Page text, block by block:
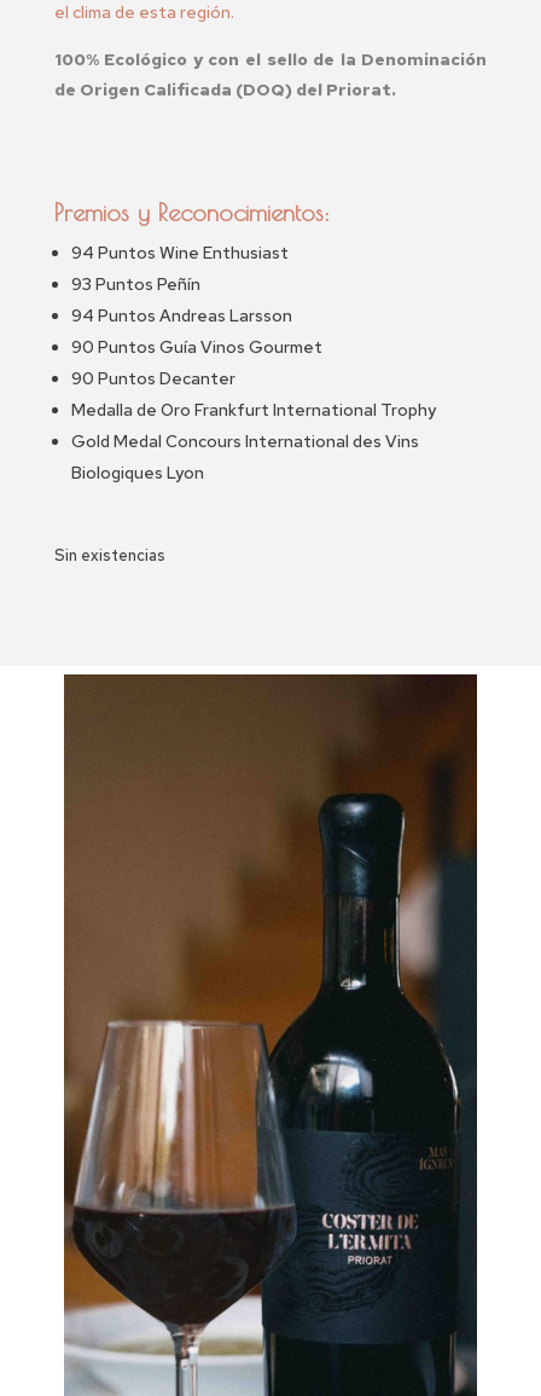
el clima de esta región.
100% Ecológico y con el sello de la Denominación
de Origen Calificada (DOQ) del Priorat.
Premios y Reconocimientos:
94 Puntos Wine Enthusiast
93 Puntos Peñín
94 Puntos Andreas Larsson
90 Puntos Guía Vinos Gourmet
90 Puntos Decanter
Medalla de Oro Frankfurt International Trophy
Gold Medal Concours International des Vins
Biologiques Lyon
Sin existencias